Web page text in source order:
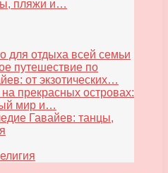
пляжи и…
для отдыха всей семьи
путешествие по
от экзотических…
прекрасных островах:
мир и…
Гавайев: танцы,